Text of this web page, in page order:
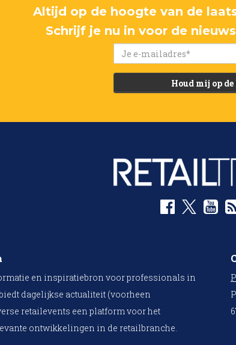
Altijd op de hoogte van de
Schrijf je nu in voor de
Houd mij op
en inspiratiebron voor professionals in
dagelijkse actualiteit (voorheen
retailevents een platform voor het
ontwikkelingen in de retailbranche.